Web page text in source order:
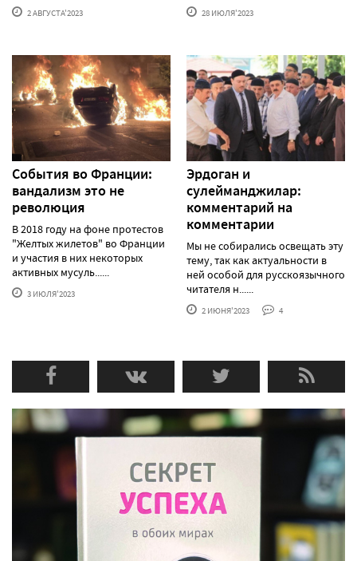
2 АВГУСТА'2023 28 ИЮЛЯ'2023
События во Франции:
вандализм это не
революция
В 2018 году на фоне протестов
"Желтых жилетов" во Франции
и участия в них некоторых
активных мусуль......
3 ИЮЛЯ'2023
Эрдоган и
сулейманджилар:
комментарий на
комментарии
Мы не собирались освещать эту
тему, так как актуальности в
ней особой для русскоязычного
читателя н......
2 ИЮНЯ'2023 4